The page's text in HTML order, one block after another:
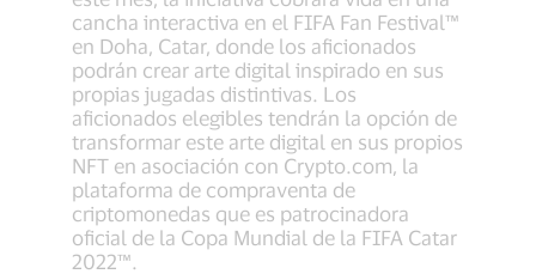
cancha interactiva en el FIFA Fan Festival™
en Doha, Catar, donde los aficionados
podrán crear arte digital inspirado en sus
propias jugadas distintivas. Los
aficionados elegibles tendrán la opción de
transformar este arte digital en sus propios
NFT en asociación con Crypto.com, la
plataforma de compraventa de
criptomonedas que es patrocinadora
oficial de la Copa Mundial de la FIFA Catar
2022™.